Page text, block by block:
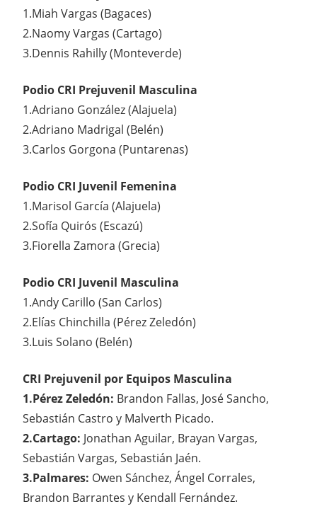
1.Miah Vargas (Bagaces)
2.Naomy Vargas (Cartago)
3.Dennis Rahilly (Monteverde)
Podio CRI Prejuvenil Masculina
1.Adriano González (Alajuela)
2.Adriano Madrigal (Belén)
3.Carlos Gorgona (Puntarenas)
Podio CRI Juvenil Femenina
1.Marisol García (Alajuela)
2.Sofía Quirós (Escazú)
3.Fiorella Zamora (Grecia)
Podio CRI Juvenil Masculina
1.Andy Carillo (San Carlos)
2.Elías Chinchilla (Pérez Zeledón)
3.Luis Solano (Belén)
CRI Prejuvenil por Equipos Masculina
1.Pérez Zeledón: Brandon Fallas, José Sancho,
Sebastián Castro y Malverth Picado.
2.Cartago: Jonathan Aguilar, Brayan Vargas,
Sebastián Vargas, Sebastián Jaén.
3.Palmares: Owen Sánchez, Ángel Corrales,
Brandon Barrantes y Kendall Fernández.